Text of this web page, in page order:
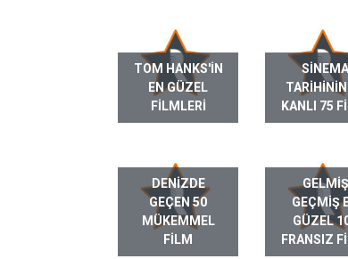
TOM HANKS'IN
EN GÜZEL
FILMLERI
SINEMA
TARIHININ
KANLI 75
DENIZDE
GEÇEN 50
MÜKEMMEL
FILM
GELMIŞ
GEÇMIŞ
GÜZEL
FRANSIZ